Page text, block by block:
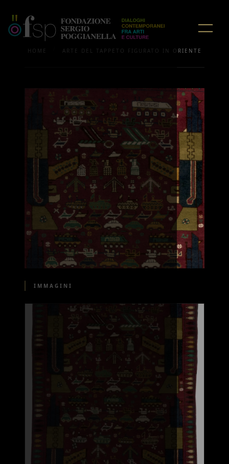
HOME ARTE DEL TAPPETO FIGURATO IN ORIENTE
IMMAGINI